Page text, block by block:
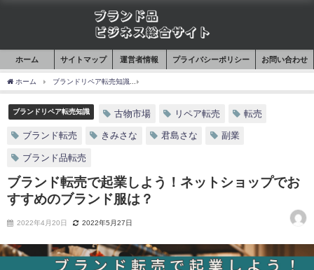
ホーム サイトマップ 運営者情報 プライバシーポリシー お問い合わせ
ホーム ブランドリペア転売知識
ブランドリペア転売知識 古物市場 リペア転売 転売
ブランド転売 きみさな 君島さな 副業
ブランド品転売
ブランド転売で起業しよう！ネットショップでお
すすめのブランド服は？
2022年4月20日 2022年5月27日